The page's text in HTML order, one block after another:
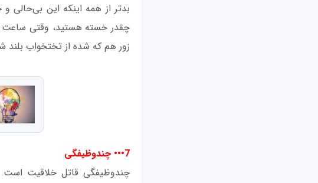
بدتر از همه اینکه این
چقدر خسته هستید، وقتی ساعت
زور هم که شده از تختخواب بلند
7••• چندوظیفگی
چندوظیفگی قاتل خلاقیت است.